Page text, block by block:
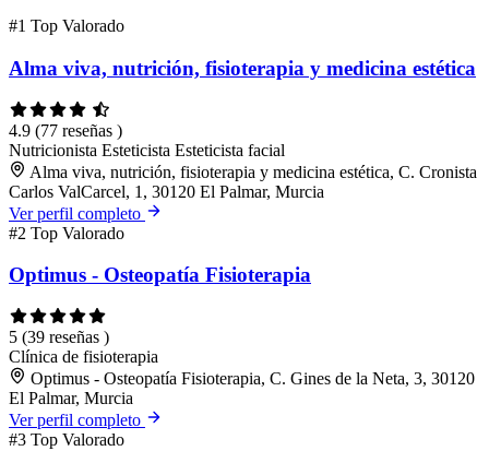
#1 Top Valorado
Alma viva, nutrición, fisioterapia y medicina estética
4.9 (77 reseñas )
Nutricionista Esteticista Esteticista facial
Alma viva, nutrición, fisioterapia y medicina estética, C. Cronista
Carlos ValCarcel, 1, 30120 El Palmar, Murcia
Ver perfil completo
#2 Top Valorado
Optimus - Osteopatía Fisioterapia
5 (39 reseñas )
Clínica de fisioterapia
Optimus - Osteopatía Fisioterapia, C. Gines de la Neta, 3, 30120
El Palmar, Murcia
Ver perfil completo
#3 Top Valorado